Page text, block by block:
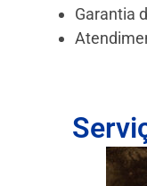
Garantia